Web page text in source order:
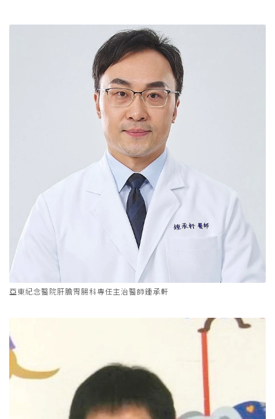
亞東紀念醫院肝膽胃腸科專任主治醫師鍾承軒